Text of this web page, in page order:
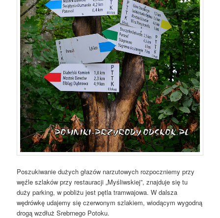
Poszukiwanie dużych głazów narzutowych rozpoczniemy przy
węźle szlaków przy restauracji „Myśliwskiej”, znajduje się tu
duży parking, w pobliżu jest pętla tramwajowa. W dalsza
wędrówkę udajemy się czerwonym szlakiem, wiodącym wygodną
drogą wzdłuż Srebrnego Potoku.